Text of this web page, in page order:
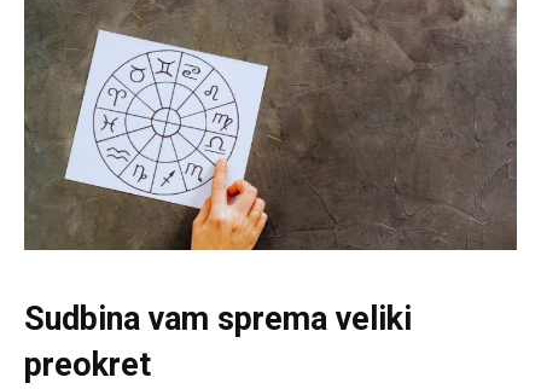
Sudbina vam sprema veliki
preokret